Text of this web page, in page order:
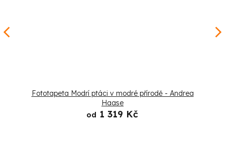
Fototapeta Modrí ptáci v modré přírodě - Andrea
Haase
od 1 319 Kč